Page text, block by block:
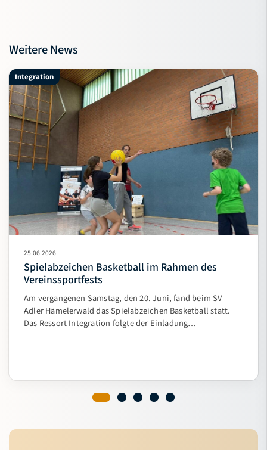
Weitere News
Integration
25.06.2026
Spielabzeichen Basketball im Rahmen des
Vereinssportfests
Am vergangenen Samstag, den 20. Juni, fand beim SV
Adler Hämelerwald das Spielabzeichen Basketball statt.
Das Ressort Integration folgte der Einladung…